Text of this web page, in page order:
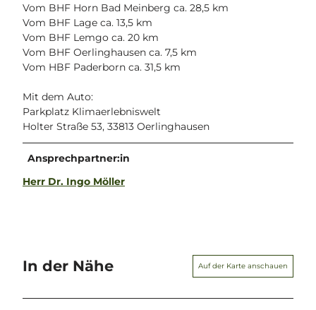
Vom BHF Horn Bad Meinberg ca. 28,5 km
Vom BHF Lage ca. 13,5 km
Vom BHF Lemgo ca. 20 km
Vom BHF Oerlinghausen ca. 7,5 km
Vom HBF Paderborn ca. 31,5 km
Mit dem Auto:
Parkplatz Klimaerlebniswelt
Holter Straße 53, 33813 Oerlinghausen
Ansprechpartner:in
Herr Dr. Ingo Möller
In der Nähe Auf der Karte anschauen